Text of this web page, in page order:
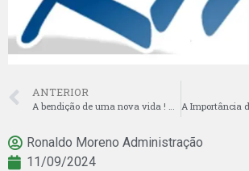
ANTERIOR
A bendição de uma nova vida ! Versão 1
Ronaldo Moreno Administração
11/09/2024